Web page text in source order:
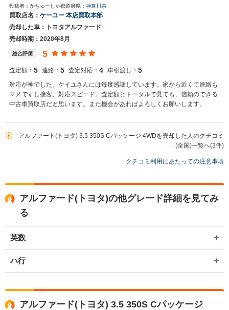
投稿者：かちゅーしゃ都道府県： 神奈川県
買取店名： ケーユー 本店買取本部
売却した車：トヨタアルファード
売却時期：2020年8月
総合評価 5
査定額： 5 連絡： 5 査定対応： 4 車引渡し： 5
対応が神でした。ケイユさんには毎度感謝しています。家から近くて連絡も
マメですし接客、対応スピード。査定額とトータルで見ても、信頼のできる
中古車買取店だと思います。また機会があればよろしくお願いします。
アルファード(トヨタ) 3.5 350S Cパッケージ 4WDを売却した人のクチコミ
(全国)一覧へ(3件)
クチコミ利用にあたっての注意事項
アルファード(トヨタ)の他グレード詳細を見てみ
る
英数
ハ行
アルファード(トヨタ) 3.5 350S Cパッケージ